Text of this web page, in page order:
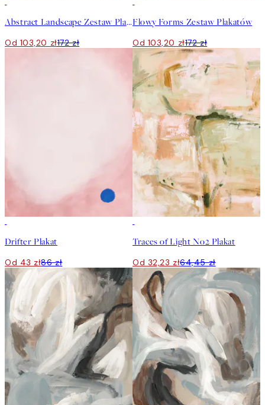
Abstract Landscape Zestaw Plakatów
Od 103,20 zł172 zł
Flowy Forms Zestaw Plakatów
Od 103,20 zł172 zł
Drifter Plakat
Od 43 zł86 zł
Traces of Light No2 Plakat
Od 32,23 zł64,45 zł